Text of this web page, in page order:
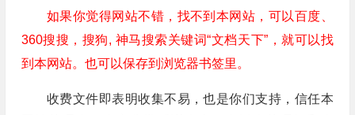
如果你觉得网站不错，找不到本网站，可以百度、
360搜搜，搜狗, 神马搜索关键词“文档天下”，就可以找
到本网站。也可以保存到浏览器书签里。
收费文件即表明收集不易，也是你们支持，信任本